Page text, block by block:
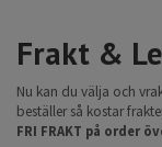
Frakt &
Nu kan du välja och
beställer så kostar
FRI FRAKT på order